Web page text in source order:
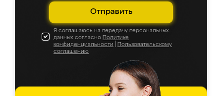
Отправить
Я соглашаюсь на передачу персональных
данных согласно Политике
конфиденциальности
Пользовательскому
соглашению